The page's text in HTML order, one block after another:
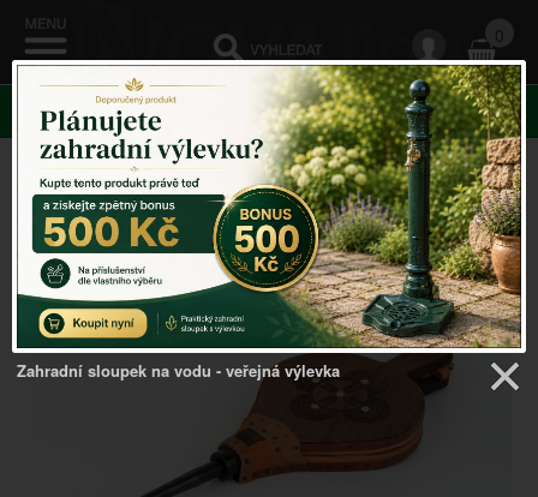
0
KATEGORIE
Venkovský domov ->Ohniště a krby->Krbové
dmychadlo s ornamentem 48 x 20 cm
Zahradní sloupek na vodu - veřejná výlevka